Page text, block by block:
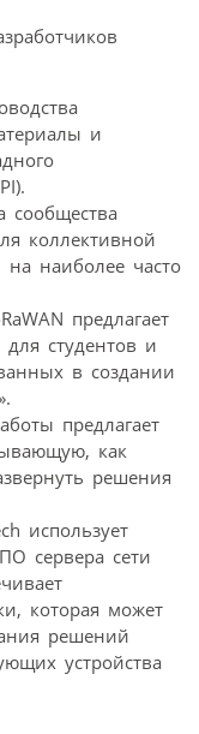
и
сообщества
коллективной
наиболее часто
предлагает
студентов и
в создании
предлагает
как
решения
использует
сервера сети
которая может
решений
устройства